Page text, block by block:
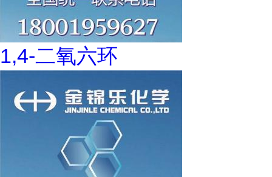
1,4-二氧六环